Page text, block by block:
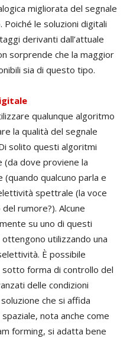
migliorata del segnale
le soluzioni digitali
derivanti dall’attuale
sorprende che la maggior
sia di questo tipo.
qualunque algoritmo
la qualità del segnale
solito questi algoritmi
dove proviene la
qualcuno parla e
spettrale (la voce
rumore?). Alcune
su uno di questi
utilizzando una
È possibile
forma di controllo del
delle condizioni
che si affida
nota anche come
forming, si adatta bene